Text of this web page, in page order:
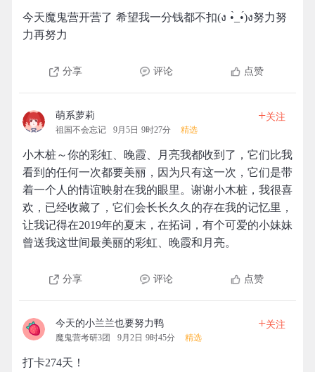
今天魔鬼营开营了 希望我一分钱都不扣(ง •̀_•́)ง努力努
力再努力
分享 评论 点赞
萌系萝莉
祖国不会忘记 9月5日 9时27分 精选
+关注
小木桩～你的彩虹、晚霞、月亮我都收到了，它们比我
看到的任何一次都要美丽，因为只有这一次，它们是带
着一个人的情谊映射在我的眼里。谢谢小木桩，我很喜
欢，已经收藏了，它们会长长久久的存在我的记忆里，
让我记得在2019年的夏末，在拓词，有个可爱的小妹妹
曾送我这世间最美丽的彩虹、晚霞和月亮。
分享 评论 点赞
今天的小兰兰也要努力鸭
魔鬼营考研3团 9月2日 9时45分 精选
+关注
打卡274天！